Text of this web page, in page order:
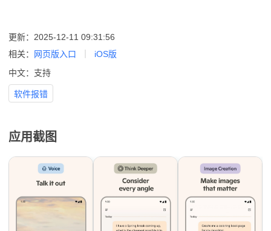
更新：2025-12-11 09:31:56
相关：
网页版入口
iOS版
中文：支持
软件报错
应用截图